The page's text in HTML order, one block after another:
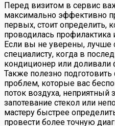
Перед визитом в сервис
максимально эффективно
первых, стоит определить,
проводилась
Если вы не уверены, лучше
специалисту, когда в
кондиционер или доливали
Также полезно
проблем, которые вас
поток воздуха, неприятный
запотевание стекол или
мастеру быстрее
провести более точную